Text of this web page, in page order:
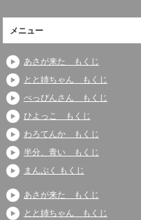
メニュー
あさが来た もくじ
とと姉ちゃん もくじ
べっぴんさん もくじ
ひよっこ もくじ
わろてんか もくじ
半分、青い もくじ
まんぷく もくじ
あさが来た もくじ
とと姉ちゃん もくじ